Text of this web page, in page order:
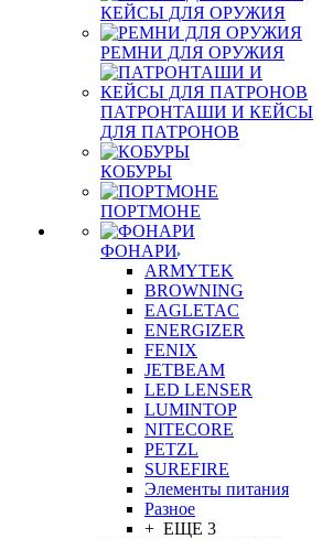
КЕЙСЫ ДЛЯ ОРУЖИЯ
РЕМНИ ДЛЯ ОРУЖИЯ
ПАТРОНТАШИ И КЕЙСЫ
ДЛЯ ПАТРОНОВ
КОБУРЫ
ПОРТМОНЕ
ФОНАРИ
ARMYTEK
BROWNING
EAGLETAC
ENERGIZER
FENIX
JETBEAM
LED LENSER
LUMINTOP
NITECORE
PETZL
SUREFIRE
Элементы питания
Разное
+ ЕЩЕ 3